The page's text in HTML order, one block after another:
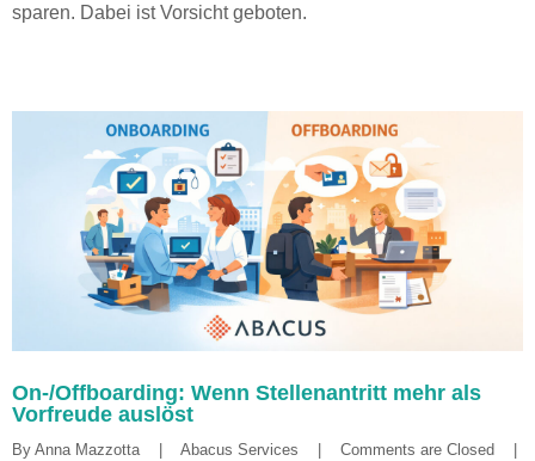
sparen. Dabei ist Vorsicht geboten.
On-/Offboarding: Wenn Stellenantritt mehr als
Vorfreude auslöst
By Anna Mazzotta Abacus Services Comments are Closed